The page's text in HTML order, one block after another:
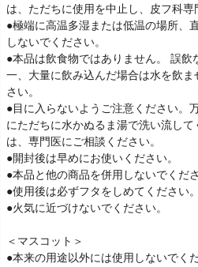
は、ただちに使用を中止し、皮フ科専
●極端に高温多湿または低温の場所、
しないでください。
●本品は飲食物ではありません。 誤飲
一、大量に飲み込んだ場合は水を飲
さい。
●目に入らないようご注意ください。
にただちに水かぬるま湯で洗い流し
は、専門医にご相談ください。
●開封後は早めにお使いください。
●本品と他の商品を併用しないでくださ
●使用後は必ずフタをしめてください。
●火気に近づけないでください。
＜マスコット＞
●本来の用途以外には使用しないでくだ